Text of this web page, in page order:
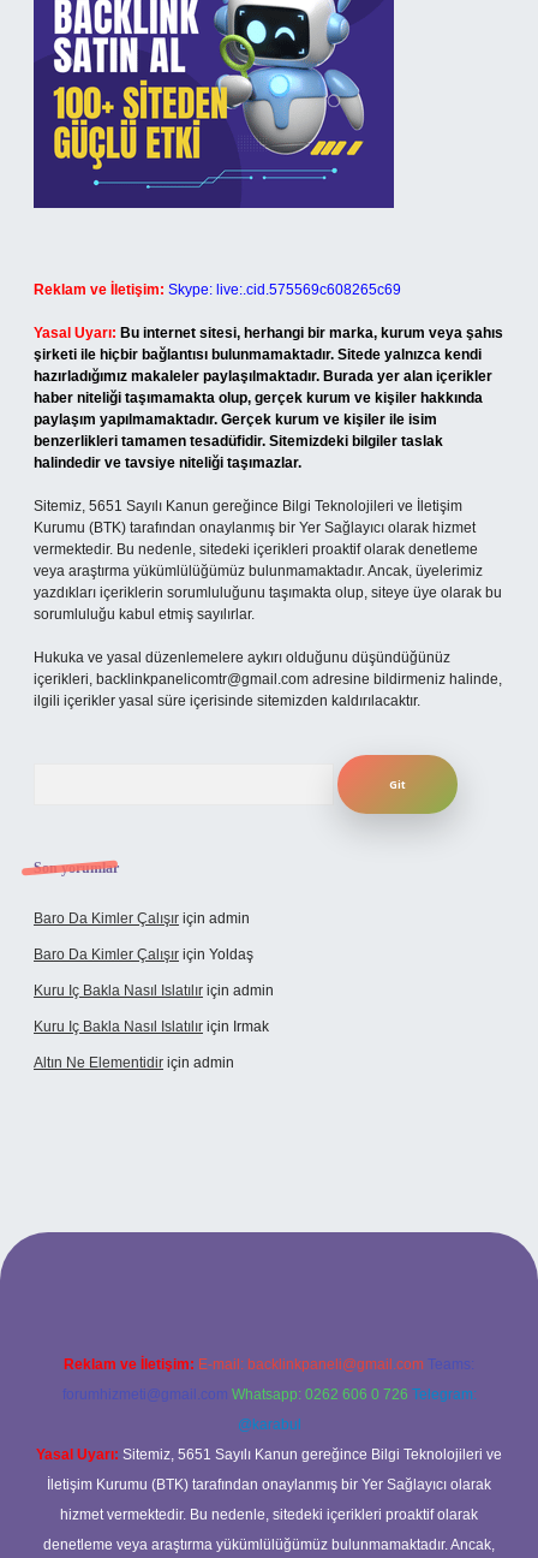
Reklam ve İletişim: Skype: live:.cid.575569c608265c69
Yasal Uyarı: Bu internet sitesi, herhangi bir marka, kurum veya şahıs
şirketi ile hiçbir bağlantısı bulunmamaktadır. Sitede yalnızca kendi
hazırladığımız makaleler paylaşılmaktadır. Burada yer alan içerikler
haber niteliği taşımamakta olup, gerçek kurum ve kişiler hakkında
paylaşım yapılmamaktadır. Gerçek kurum ve kişiler ile isim
benzerlikleri tamamen tesadüfidir. Sitemizdeki bilgiler taslak
halindedir ve tavsiye niteliği taşımazlar.
Sitemiz, 5651 Sayılı Kanun gereğince Bilgi Teknolojileri ve İletişim
Kurumu (BTK) tarafından onaylanmış bir Yer Sağlayıcı olarak hizmet
vermektedir. Bu nedenle, sitedeki içerikleri proaktif olarak denetleme
veya araştırma yükümlülüğümüz bulunmamaktadır. Ancak, üyelerimiz
yazdıkları içeriklerin sorumluluğunu taşımakta olup, siteye üye olarak bu
sorumluluğu kabul etmiş sayılırlar.
Hukuka ve yasal düzenlemelere aykırı olduğunu düşündüğünüz
içerikleri, backlinkpanelicomtr@gmail.com adresine bildirmeniz halinde,
ilgili içerikler yasal süre içerisinde sitemizden kaldırılacaktır.
Son yorumlar
Baro Da Kimler Çalışır için admin
Baro Da Kimler Çalışır için Yoldaş
Kuru Iç Bakla Nasıl Islatılır için admin
Kuru Iç Bakla Nasıl Islatılır için Irmak
Altın Ne Elementidir için admin
güncel giriş
Reklam ve İletişim: E-mail: backlinkpaneli@gmail.com Teams:
forumhizmeti@gmail.com Whatsapp: 0262 606 0 726 Telegram:
@karabul
Yasal Uyarı: Sitemiz, 5651 Sayılı Kanun gereğince Bilgi Teknolojileri ve
İletişim Kurumu (BTK) tarafından onaylanmış bir Yer Sağlayıcı olarak
hizmet vermektedir. Bu nedenle, sitedeki içerikleri proaktif olarak
denetleme veya araştırma yükümlülüğümüz bulunmamaktadır. Ancak,